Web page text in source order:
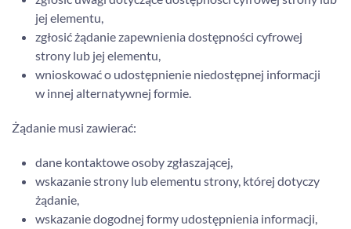
jej elementu,
zgłosić żądanie zapewnienia dostępności cyfrowej
strony lub jej elementu,
wnioskować o udostępnienie niedostępnej informacji
w innej alternatywnej formie.
Żądanie musi zawierać:
dane kontaktowe osoby zgłaszającej,
wskazanie strony lub elementu strony, której dotyczy
żądanie,
wskazanie dogodnej formy udostępnienia informacji,